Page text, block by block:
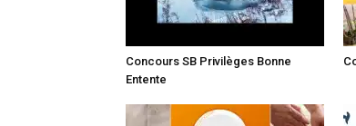
Concours SB Privilèges Bonne
Entente